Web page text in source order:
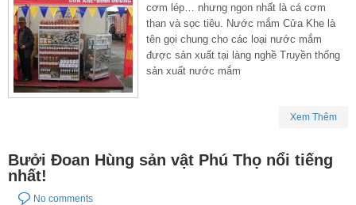
cơm lép… nhưng ngon nhất là cá cơm
than và sọc tiêu. Nước mắm Cửa Khe là
tên gọi chung cho các loại nước mắm
được sản xuất tại làng nghề Truyền thống
sản xuất nước mắm
Xem Thêm
Bưởi Đoan Hùng sản vật Phú Thọ nổi tiếng
nhất!
No comments